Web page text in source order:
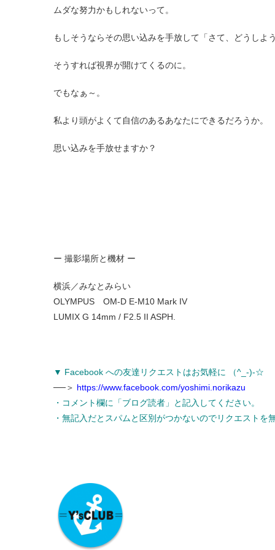
ムダな努力かもしれないって。
もしそうならその思い込みを手放して「さて、どうしよ
そうすれば視界が開けてくるのに。
でもなぁ～。
私より頭がよくて自信のあるあなたにできるだろうか。
思い込みを手放せますか？
ー 撮影場所と機材 ー
横浜／みなとみらい
OLYMPUS OM-D E-M10 Mark IV
LUMIX G 14mm / F2.5 II ASPH.
▼ Facebook への友達リクエストはお気軽に （^_-)-☆
──＞ https://www.facebook.com/yoshimi.norikazu
・コメント欄に「ブログ読者」と記入してください。
・無記入だとスパムと区別がつかないのでリクエストを